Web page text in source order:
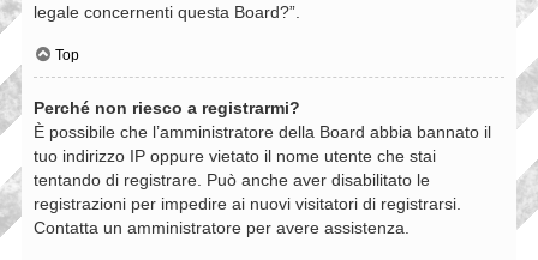
legale concernenti questa Board?”.
Top
Perché non riesco a registrarmi?
È possibile che l’amministratore della Board abbia bannato il
tuo indirizzo IP oppure vietato il nome utente che stai
tentando di registrare. Può anche aver disabilitato le
registrazioni per impedire ai nuovi visitatori di registrarsi.
Contatta un amministratore per avere assistenza.